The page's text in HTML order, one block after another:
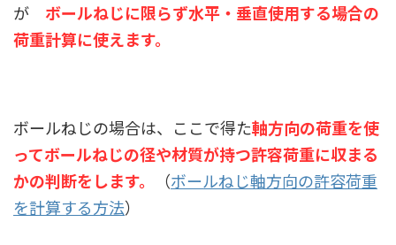
が ボールねじに限らず水平・垂直使用する場合の
荷重計算に使えます。
ボールねじの場合は、ここで得た軸方向の荷重を使
ってボールねじの径や材質が持つ許容荷重に収まる
かの判断をします。
（ボールねじ軸方向の許容荷重
を計算する方法）